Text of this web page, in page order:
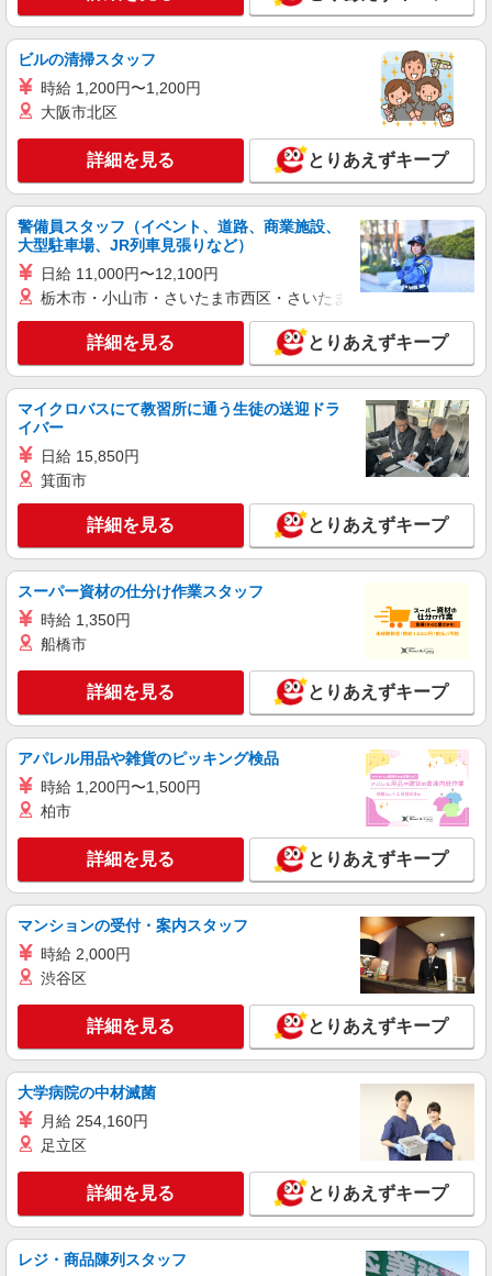
株式会社HITOWA フードサービスカンパニー
福祉施設での調理師【正社員】
月給27万円〜30万円 ※給与は経験や前職給与
チャーム六郷 （東京都大田区西六郷4丁目34－
15）
キープ 詳細を見る
パート
ツクイ大田西糀谷（デイサービス）
デイサービス 調理スタッフ（ミールケアクル
時給1,226円〜1,270円 ★土日祝日は時給100円
アップ！ ※給与幅は資格・経験等による
東京都大田区西糀谷四丁目9番11号
詳細を見る
正社員
株式会社HITOWA フードサービスカンパニー
福祉施設での栄養士【正社員】
月給24万円〜28万円 ※給与は経験や前職給与
に応じて決定します。 賞与年2回
イリーゼ蒲田・悠生苑 （東京都大田区北糀谷
キープ 詳細を見る
正社員
株式会社HITOWA フードサービスカンパニー
福祉施設での調理師（チーフ候補）【正社員】
月給29万5,000円〜33万6,500円 ※給与は経験
や前職給与に応じて決定します。 賞与年2回
フローレンスケア千鳥町 （東京都大田区千鳥
3-21-3）
キープ 詳細を見る
アルバイト
カウンター・キッチンスタッフ ＜優先募集日
時＞平日（月〜金） 9:00〜14:00
詳細を見る
パート
ケンタッキーフライドチキン 蒲田店
カウンター・キッチンスタッフ ＜優先募集日
時＞平日（月〜金） 9:00〜14:00
ビルの清掃スタッフ
時給 1,200円〜1,200円
大阪市北区
詳細を見る とりあえずキープ
警備員スタッフ（イベント、道路、商業施設、
大型駐車場、JR列車見張りなど）
日給 11,000円〜12,100円
栃木市・小山市・さいたま市西区・さいたま市岩槻区・久喜市・
詳細を見る とりあえずキープ
マイクロバスにて教習所に通う生徒の送迎ドラ
イバー
日給 15,850円
箕面市
詳細を見る とりあえずキープ
スーパー資材の仕分け作業スタッフ
時給 1,350円
船橋市
詳細を見る とりあえずキープ
アパレル用品や雑貨のピッキング検品
時給 1,200円〜1,500円
柏市
詳細を見る とりあえずキープ
マンションの受付・案内スタッフ
時給 2,000円
渋谷区
詳細を見る とりあえずキープ
大学病院の中材滅菌
月給 254,160円
足立区
詳細を見る とりあえずキープ
レジ・商品陳列スタッフ